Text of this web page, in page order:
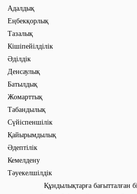
Адалдық
Еңбекқорлық
Тазалық
Кішіпейілділік
Әділдік
Денсаулық
Батылдық
Жомарттық
Табандылық
Сүйіспеншілік
Қайырымдылық
Әдептілік
Кемелдену
Тәуекелшілдік
Құндылықтарға бағытталған